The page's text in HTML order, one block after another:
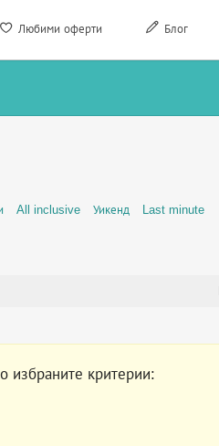
Любими оферти Блог
All inclusive Уикенд Last minute
избраните критерии: